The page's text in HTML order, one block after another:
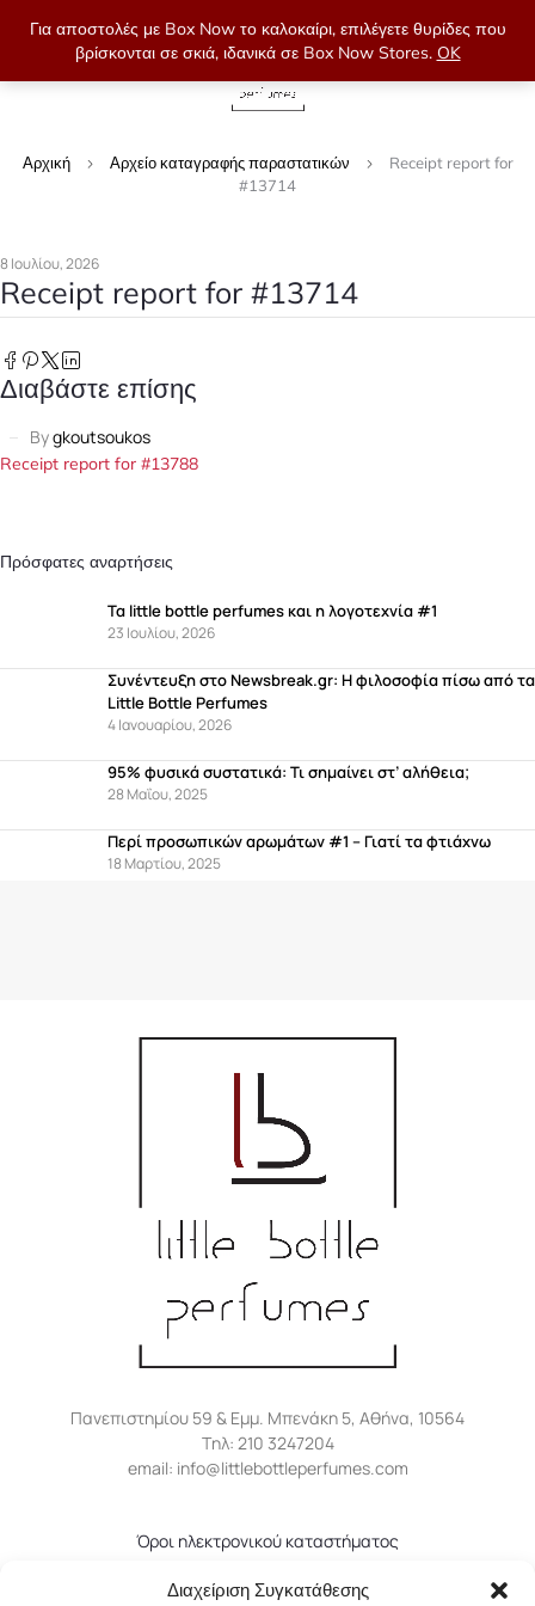
Διαχείριση Συγκατάθεσης
Για αποστολές με Box Now το καλοκαίρι, επιλέγετε θυρίδες που
βρίσκονται σε σκιά, ιδανικά σε Box Now Stores. OK
Αρχική Αρχείο καταγραφής παραστατικών
Receipt report for
#13714
8 Ιουλίου, 2026
Receipt report for #13714
Διαβάστε επίσης
Bygkoutsoukos
Receipt report for #13788
Πρόσφατες αναρτήσεις
Τα little bottle perfumes και η λογοτεχνία #1
23 Ιουλίου, 2026
Συνέντευξη στο Newsbreak.gr: Η φιλοσοφία πίσω από τα
Little Bottle Perfumes
4 Ιανουαρίου, 2026
95% φυσικά συστατικά: Τι σημαίνει στ’ αλήθεια;
28 Μαΐου, 2025
Περί προσωπικών αρωμάτων #1 – Γιατί τα φτιάχνω
18 Μαρτίου, 2025
Πανεπιστημίου 59 & Εμμ. Μπενάκη 5, Αθήνα, 10564
Tηλ: 210 3247204
email: info@littlebottleperfumes.com
Όροι ηλεκτρονικού καταστήματος
Πολιτική επιστροφών